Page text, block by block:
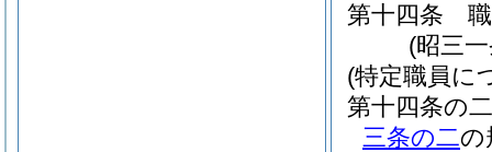
第十四条
(昭三
(特定職員に
第十四条の二
三条の二の